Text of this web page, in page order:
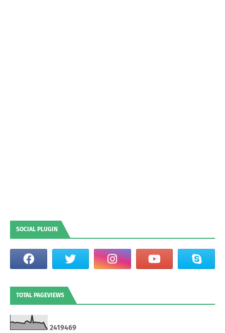
SOCIAL PLUGIN
TOTAL PAGEVIEWS
2419469